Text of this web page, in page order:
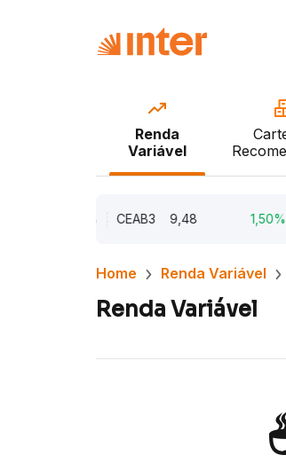
Renda
Variável
CEAB3 9,48 1,50%
Home Renda Variável
Renda Variável